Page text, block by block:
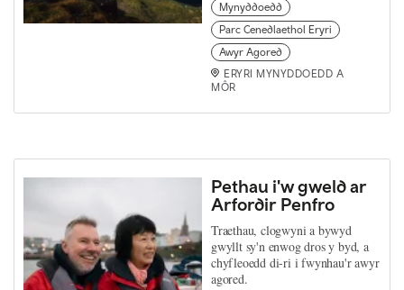
Mynyddoedd
Parc Cenedlaethol Eryri
Awyr Agored
ERYRI MYNYDDOEDD A
MÔR
Pethau i'w gweld ar
Arfordir Penfro
Traethau, clogwyni a bywyd
gwyllt sy'n enwog dros y byd, a
chyfleoedd di-ri i fwynhau'r awyr
agored.